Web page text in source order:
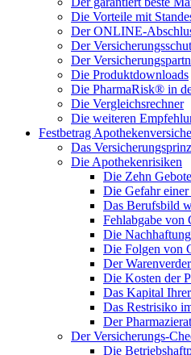
Die Vorteile mit
Der ONLINE-
Der
Der
Die Produktdownloads
Die PharmaRisk® in
Die Vergleichsrechner
Die weiteren
Festbetrag
Das
Die Apothekenrisiken
Die Zehn Gebote
Die Gefahr einer
Das Berufsbild
Fehlabgabe von
Die
Die Folgen von
Der
Die Kosten der
Das Kapital
Das Restrisiko
Der
Der Versicherungs-
Die